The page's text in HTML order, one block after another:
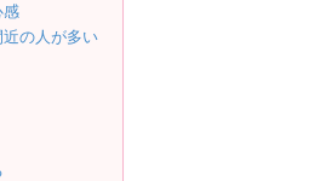
感
の人が多い